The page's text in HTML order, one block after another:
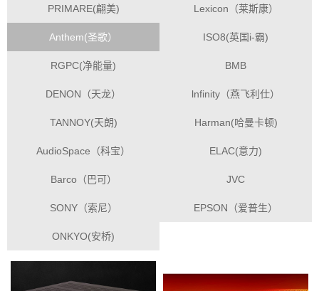
PRIMARE(翩美) Lexicon（莱斯康）
Anthem(圣歌） ISO8(英国i-霸)
RGPC(净能量) BMB
DENON（天龙） lnfinity（燕飞利仕）
TANNOY(天朗) Harman(哈曼卡顿)
AudioSpace（科宝） ELAC(意力)
Barco（巴可） JVC
SONY（索尼） EPSON（爱普生）
ONKYO(安桥)